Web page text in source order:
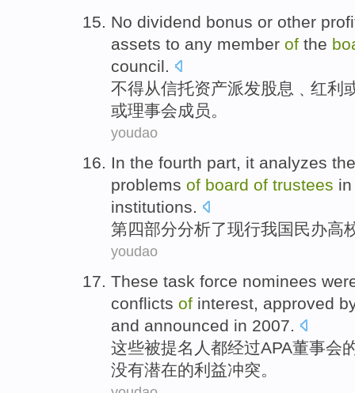
No dividend bonus or other
assets to any member of the
council.
不得从信托资产派发股息﹑ 红利
或理事会成员。
youdao
In the fourth part, it analyzes
problems of board of trustees
institutions.
第四部分分析了现行我国 民办高
youdao
These task force nominees
conflicts of interest, approved
and announced in 2007.
这些被提名人 都经过APA董事会
没有潜在的利益冲突。